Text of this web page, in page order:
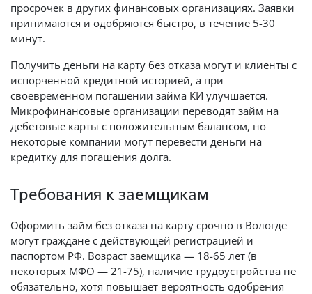
просрочек в других финансовых организациях. Заявки
принимаются и одобряются быстро, в течение 5-30
минут.
Получить деньги на карту без отказа могут и клиенты с
испорченной кредитной историей, а при
своевременном погашении займа КИ улучшается.
Микрофинансовые организации переводят займ на
дебетовые карты с положительным балансом, но
некоторые компании могут перевести деньги на
кредитку для погашения долга.
Требования к заемщикам
Оформить займ без отказа на карту срочно в Вологде
могут граждане с действующей регистрацией и
паспортом РФ. Возраст заемщика — 18-65 лет (в
некоторых МФО — 21-75), наличие трудоустройства не
обязательно, хотя повышает вероятность одобрения